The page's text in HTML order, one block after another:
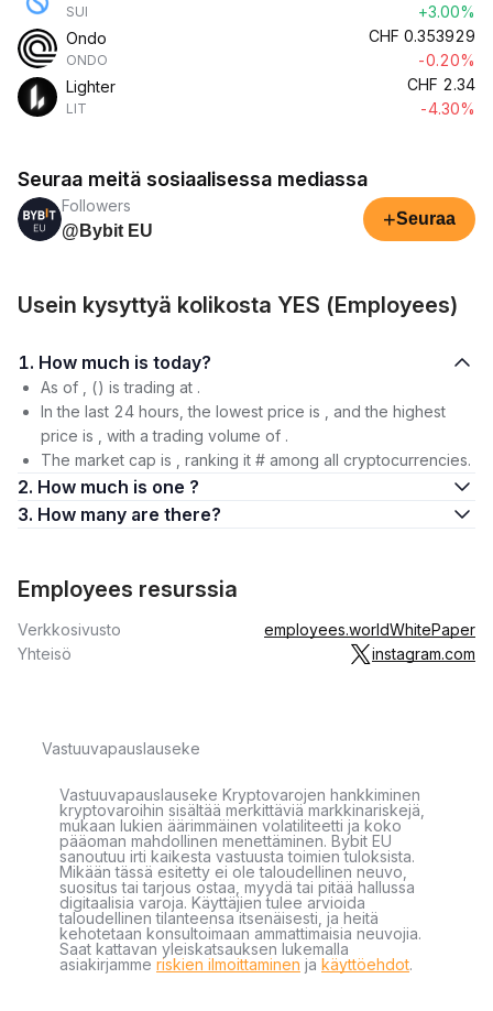
SUI
+3.00%
Ondo
ONDO
CHF 0.353929
-0.20%
Lighter
LIT
CHF 2.34
-4.30%
Seuraa meitä sosiaalisessa mediassa
Followers
@Bybit EU
+Seuraa
Usein kysyttyä kolikosta YES (Employees)
1. How much is today?
As of , () is trading at .
In the last 24 hours, the lowest price is , and the highest
price is , with a trading volume of .
The market cap is , ranking it # among all cryptocurrencies.
2. How much is one ?
3. How many are there?
Employees resurssia
Verkkosivusto employees.worldWhitePaper
Yhteisö
instagram.com
Vastuuvapauslauseke
Vastuuvapauslauseke Kryptovarojen hankkiminen
kryptovaroihin sisältää merkittäviä markkinariskejä,
mukaan lukien äärimmäinen volatiliteetti ja koko
pääoman mahdollinen menettäminen. Bybit EU
sanoutuu irti kaikesta vastuusta toimien tuloksista.
Mikään tässä esitetty ei ole taloudellinen neuvo,
suositus tai tarjous ostaa, myydä tai pitää hallussa
digitaalisia varoja. Käyttäjien tulee arvioida
taloudellinen tilanteensa itsenäisesti, ja heitä
kehotetaan konsultoimaan ammattimaisia neuvojia.
Saat kattavan yleiskatsauksen lukemalla
asiakirjamme riskien ilmoittaminen ja käyttöehdot.